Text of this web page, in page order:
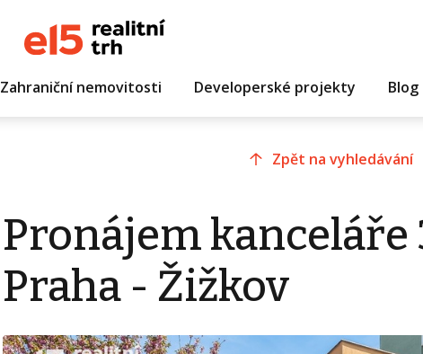
Zahraniční nemovitosti Developerské projekty Blog
Zpět na vyhledávání
Pronájem kanceláře
Praha - Žižkov